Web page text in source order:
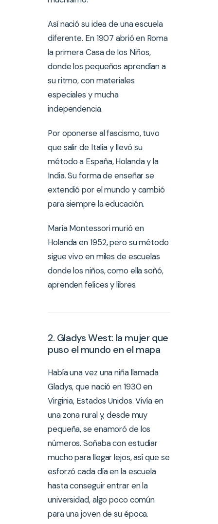
Así nació su idea de una escuela
diferente. En 1907 abrió en Roma
la primera Casa de los Niños,
donde los pequeños aprendían a
su ritmo, con materiales
especiales y mucha
independencia.
Por oponerse al fascismo, tuvo
que salir de Italia y llevó su
método a España, Holanda y la
India. Su forma de enseñar se
extendió por el mundo y cambió
para siempre la educación.
María Montessori murió en
Holanda en 1952, pero su método
sigue vivo en miles de escuelas
donde los niños, como ella soñó,
aprenden felices y libres.
2. Gladys West: la mujer que
puso el mundo en el mapa
Había una vez una niña llamada
Gladys, que nació en 1930 en
Virginia, Estados Unidos. Vivía en
una zona rural y, desde muy
pequeña, se enamoró de los
números. Soñaba con estudiar
mucho para llegar lejos, así que se
esforzó cada día en la escuela
hasta conseguir entrar en la
universidad, algo poco común
para una joven de su época.